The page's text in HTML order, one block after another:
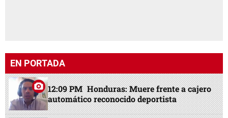
EN PORTADA
12:09 PM Honduras: Muere frente a cajero
automático reconocido deportista